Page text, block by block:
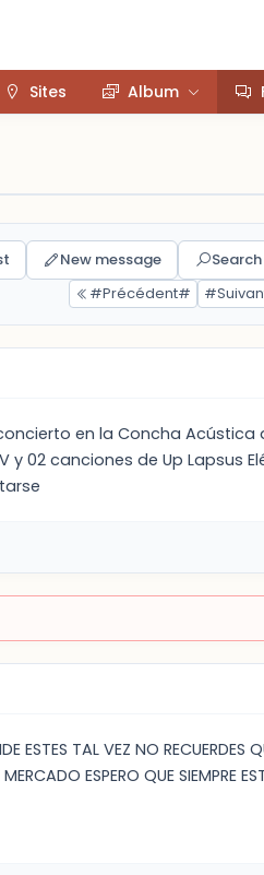
Sites Album
New message Search
#Précédent#
en la Concha
y 02 canciones de Up Lapsus
ESTES TAL VEZ NO
ESPERO QUE SIEMPRE